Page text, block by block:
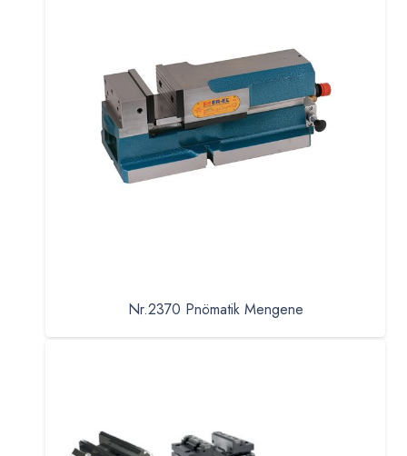
Nr.2370 Pnömatik Mengene